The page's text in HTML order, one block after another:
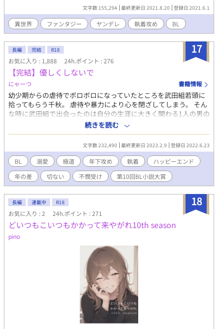
文字数 155,294 最終更新日 2021.8.20 登録日 2021.6.1
異世界 ファンタジー ヤンデレ 執着攻め BL
17
長編 完結 R18
お気に入り : 1,888 24h.ポイント : 276
【完結】優しくしないで
にゃーつ 書籍情報
幼少期からの虐待でボロボロになっていたところを武田組若頭に
拾ってもらう千秋。 虐待や暴力により心を閉ざしてしまう。 そん
な時に武田組で出会ったのは自分の生涯に大きく関わる1人の男の
子。その男の子との出会いが千秋を大きく変える。千秋の心の傷
を癒やし、千秋に笑顔を取り戻したその男の子は武田空。千秋を
拾った武田組若頭の息子だった。 空への想いを自覚するも自分の
過去や立場を考え悩む千秋、それとは対照的に自分の思いを曝け
出し行動に起こす空。 そこで千秋が下した決断とは！？ 年の差12
歳 年下×年上 トラウマを抱えながらも必死に空を想う千秋、千
秋のためなら周りがどうなってもいいって思うほどに千秋に執着
する空。 ちーがいないと生きていけない。 空がいないと不安。
愛を知らなかった千秋が空から大きすぎる愛を注がれる話。 初作
品です 完結しました。 2/9 BL 31位！！！！
続きを読む
文字数 232,490 最終更新日 2023.2.9 登録日 2022.6.23
BL 溺愛 極道 年下攻め 執着
ハッピーエンド
年の差
切ない 不憫受け 第10回BL小説大賞
18
長編 連載中 R18
お気に入り : 2 24h.ポイント : 271
どいつもこいつもかかって来やがれ10th season
pino